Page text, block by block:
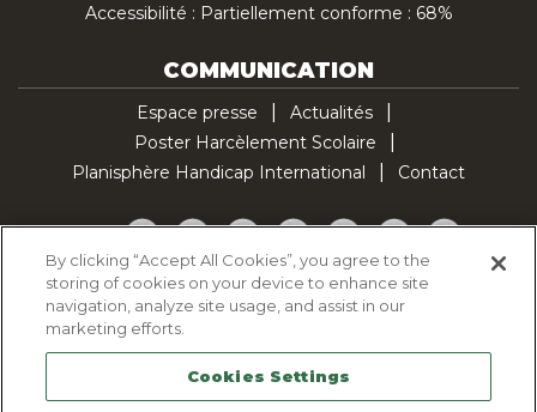
Accessibilité : Partiellement conforme : 68%
COMMUNICATION
Espace presse
Actualités
Poster Harcèlement Scolaire
Planisphère Handicap International
Contact
Facebook
TwitterYouTubePinterestInstagramLinkedInTikTok
Politique d'utilisation des cookies
Politique de confidentialité
Mentions légales
Plan du site
By clicking “Accept All Cookies”, you agree to the
storing of cookies on your device to enhance site
navigation, analyze site usage, and assist in our
marketing efforts.
Cookies Settings